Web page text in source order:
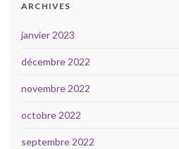
ARCHIVES
janvier 2023
décembre 2022
novembre 2022
octobre 2022
septembre 2022